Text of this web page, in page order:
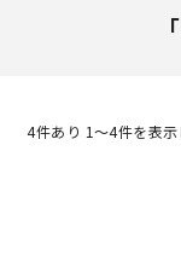
4件あり 1〜4件を表